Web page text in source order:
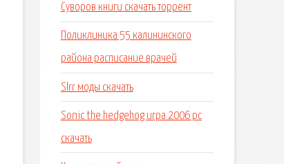
Суворов книги скачать торрент
Поликлиника 55 калининского
района расписание врачей
Slrr моды скачать
Sonic the hedgehog игра 2006 pc
скачать